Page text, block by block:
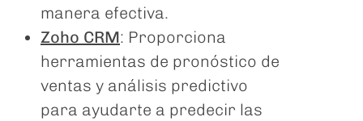
manera efectiva.
Zoho CRM: Proporciona
herramientas de pronóstico de
ventas y análisis predictivo
para ayudarte a predecir las